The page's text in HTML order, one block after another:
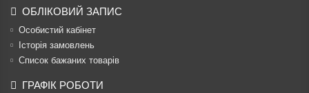
ОБЛІКОВИЙ ЗАПИС
Особистий кабінет
Історія замовлень
Список бажаних товарів
ГРАФІК РОБОТИ